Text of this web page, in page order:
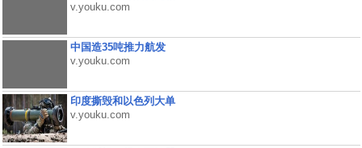
v.youku.com
中国造35吨推力航发
v.youku.com
印度撕毁和以色列大单
v.youku.com